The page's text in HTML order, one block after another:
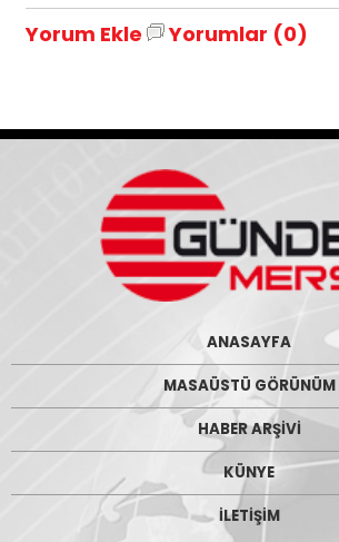
Yorum Ekle Yorumlar (0)
ANASAYFA
MASAÜSTÜ GÖRÜNÜM
HABER ARŞİVİ
KÜNYE
İLETİŞİM